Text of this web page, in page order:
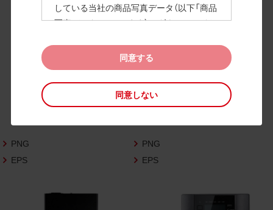
している当社の商品写真データ（以下「商品
写真データ」といいます）のダウンロードお
また、当社は、下記のCAD図データ利用規約
（以下「CAD図データ利用規約」といいます）
に同意いただいたお客様に限定して、本CA
D図ダウンロードページで公開している当
いいます）の利用を許諾いたします。
お客様が「同意する」ボタンをクリックされ
た場合、商品写真データ利用規約及びCAD
みなされます。
同意する
同意しない
高画質画像
PNG
EPS
PNG
EPS